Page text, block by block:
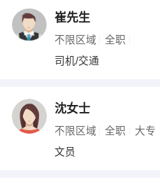
崔先生
不限区域 全职
司机/交通
沈女士
不限区域 全职 大专
文员